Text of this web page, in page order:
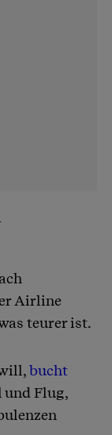
Airline
teurer ist.
bucht
Flug,